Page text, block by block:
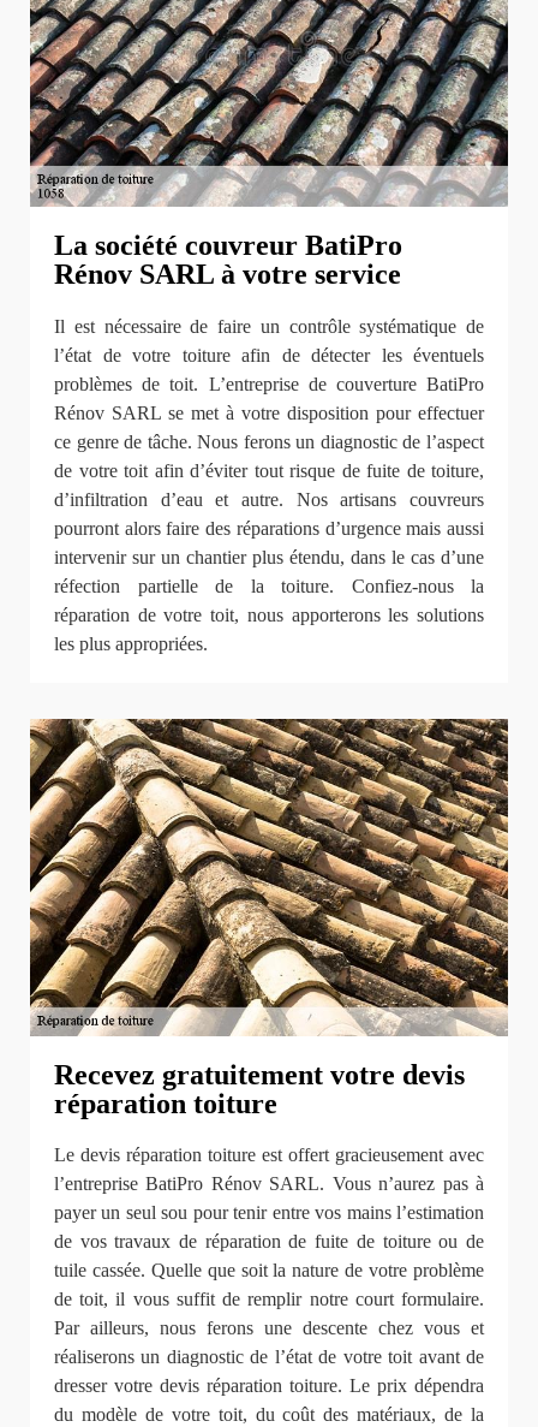
La société couvreur BatiPro
Rénov SARL à votre service
Il est nécessaire de faire un contrôle systématique de
l’état de votre toiture afin de détecter les éventuels
problèmes de toit. L’entreprise de couverture BatiPro
Rénov SARL se met à votre disposition pour effectuer
ce genre de tâche. Nous ferons un diagnostic de l’aspect
de votre toit afin d’éviter tout risque de fuite de toiture,
d’infiltration d’eau et autre. Nos artisans couvreurs
pourront alors faire des réparations d’urgence mais aussi
intervenir sur un chantier plus étendu, dans le cas d’une
réfection partielle de la toiture. Confiez-nous la
réparation de votre toit, nous apporterons les solutions
les plus appropriées.
Recevez gratuitement votre devis
réparation toiture
Le devis réparation toiture est offert gracieusement avec
l’entreprise BatiPro Rénov SARL. Vous n’aurez pas à
payer un seul sou pour tenir entre vos mains l’estimation
de vos travaux de réparation de fuite de toiture ou de
tuile cassée. Quelle que soit la nature de votre problème
de toit, il vous suffit de remplir notre court formulaire.
Par ailleurs, nous ferons une descente chez vous et
réaliserons un diagnostic de l’état de votre toit avant de
dresser votre devis réparation toiture. Le prix dépendra
du modèle de votre toit, du coût des matériaux, de la